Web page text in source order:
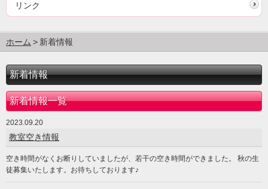
リンク
ホーム 新着情報
新着情報
新着情報一覧
2023.09.20
教室空き情報
空き時間がなくお断りしていましたが、若干の空き時間ができました。 秋の生
徒募集いたします。お待ちしております♪